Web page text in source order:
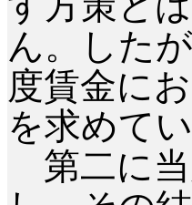
ん。した
度賃金に
を求めて
第二に当